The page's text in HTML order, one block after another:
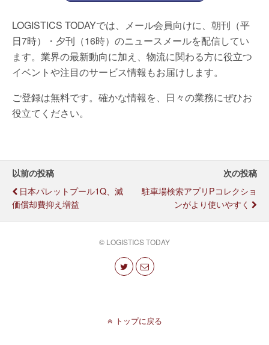
LOGISTICS TODAYでは、メール会員向けに、朝刊（平
日7時）・夕刊（16時）のニュースメールを配信してい
ます。業界の最新動向に加え、物流に関わる方に役立つ
イベントや注目のサービス情報もお届けします。
ご登録は無料です。確かな情報を、日々の業務にぜひお
役立てください。
以前の投稿
日本パレットプール1Q、減
価償却費抑え増益
次の投稿
駐車場検索アプリPコレクショ
ンがより使いやすく
© LOGISTICS TODAY
トップに戻る